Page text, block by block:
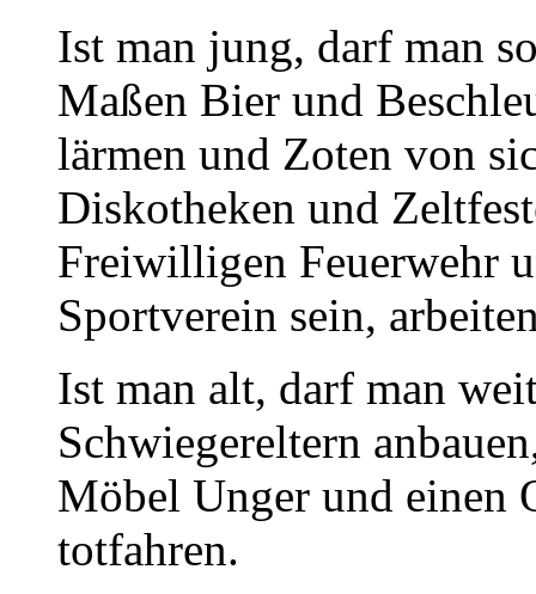
Ist man jung, darf man
Maßen Bier und
lärmen und Zoten von
Diskotheken und
Freiwilligen Feuerwehr
Sportverein sein,
Ist man alt, darf man
Schwiegereltern
Möbel Unger und einen
totfahren.